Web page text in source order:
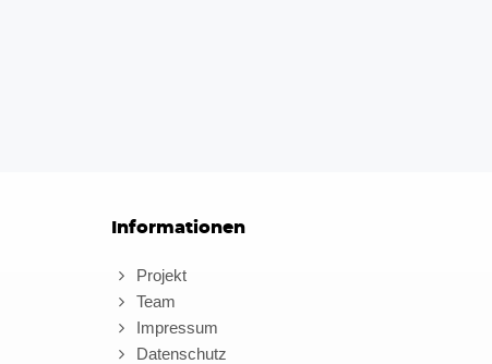
Informationen
Projekt
Team
Impressum
Datenschutz